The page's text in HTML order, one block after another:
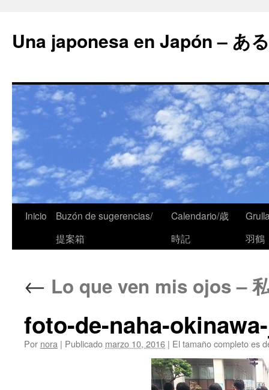
Una japonesa en Japón – あ
Inicio
Buzón de sugerencias/
提案箱
Calendario/歳
時記
羽鶴
← Lo que ven mis ojos –
foto-de-naha-
Por nora | Publicado marzo 10, 2016 | El tamaño completo es